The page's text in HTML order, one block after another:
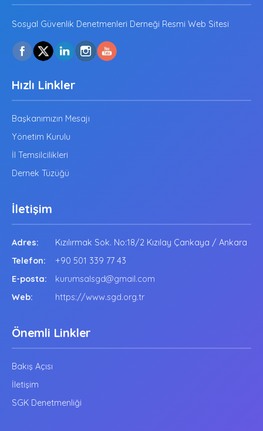
Sosyal Güvenlik Denetmenleri Derneği Resmi Web Sitesi
Hızlı Linkler
Başkanımızın Mesajı
Yönetim Kurulu
İl Temsilcilikleri
Dernek Tüzüğü
İletişim
Adres:
Kızılırmak Sok. No:18/2 Kızılay Çankaya / Ankara
Telefon:
+90 501 339 77 43
E-posta:
kurumsalsgd@gmail.com
Web:
https://www.sgd.org.tr
Önemli Linkler
Bakış Açısı
İletişim
SGK Denetmenliği